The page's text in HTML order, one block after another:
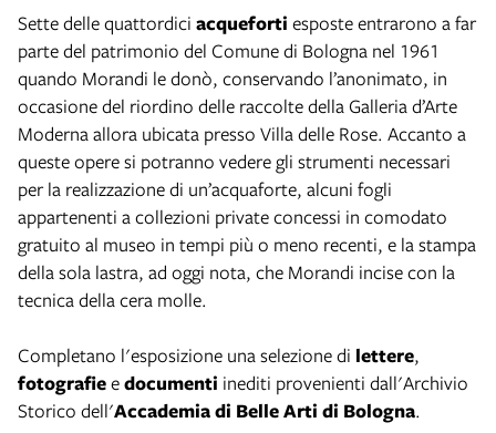
Sette delle quattordici acqueforti esposte entrarono a far
parte del patrimonio del Comune di Bologna nel 1961
quando Morandi le donò, conservando l’anonimato, in
occasione del riordino delle raccolte della Galleria d’Arte
Moderna allora ubicata presso Villa delle Rose. Accanto a
queste opere si potranno vedere gli strumenti necessari
per la realizzazione di un’acquaforte, alcuni fogli
appartenenti a collezioni private concessi in comodato
gratuito al museo in tempi più o meno recenti, e la stampa
della sola lastra, ad oggi nota, che Morandi incise con la
tecnica della cera molle.
Completano l'esposizione una selezione di lettere,
fotografieedocumenti inediti provenienti dall'Archivio
Storico dell'Accademia di Belle Arti di Bologna.